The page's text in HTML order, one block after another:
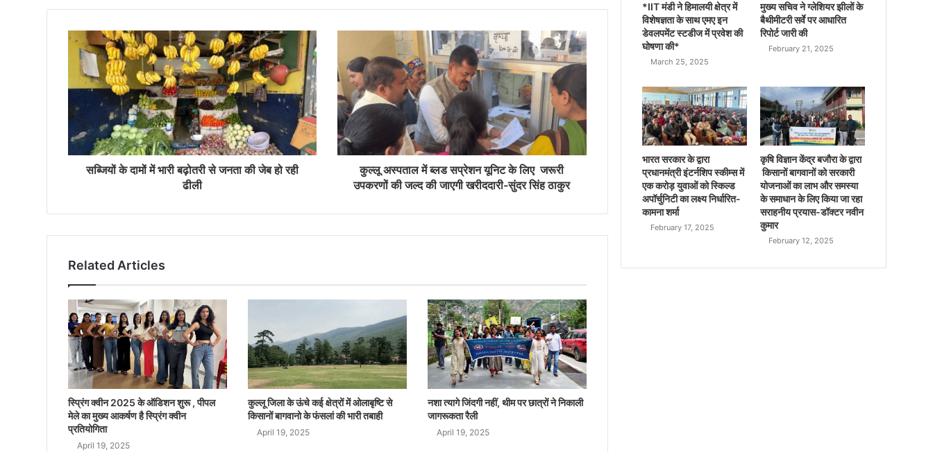
सब्जियों के दामों में भारी बढ़ोतरी से जनता की जेब हो रही
ढीली
कुल्लू अस्पताल में ब्लड सप्रेशन यूनिट के लिए जरूरी
उपकरणों की जल्द की जाएगी खरीददारी-सुंदर सिंह ठाकुर
Related Articles
स्प्रिंग क्वीन 2025 के ऑडिशन शुरू , पीपल
मेले का मुख्य आकर्षण है स्प्रिंग क्वीन
प्रतियोगिता
April 19, 2025
कुल्लू जिला के ऊंचे कई क्षेत्रों में ओलाबृष्टि से
किसानों बागवानो के फंसलां की भारी तबाही
April 19, 2025
नशा त्यागे जिंदगी नहीं, थीम पर छात्रों ने निकाली
जागरूकता रैली
April 19, 2025
*IIT मंडी ने हिमालयी क्षेत्र में
विशेषज्ञता के साथ एमए इन
डेवलपमेंट स्टडीज में प्रवेश की
घोषणा की*
March 25, 2025
मुख्य सचिव ने ग्लेशियर झीलों के
बैथीमीटरी सर्वे पर आधारित
रिपोर्ट जारी की
February 21, 2025
भारत सरकार के द्वारा
प्रधानमंत्री इंटर्नशिप स्कीम्स में
एक करोड़ युवाओं को स्किल्ड
अपॉर्चुनिटी का लक्ष्य निर्धारित-
कामना शर्मा
February 17, 2025
कृषि विज्ञान केंद्र बजौरा के द्वारा
किसानों बागवानों को सरकारी
योजनाओं का लाभ और समस्या
के समाधान के लिए किया जा रहा
सराहनीय प्रयास-डॉक्टर नवीन
कुमार
February 12, 2025